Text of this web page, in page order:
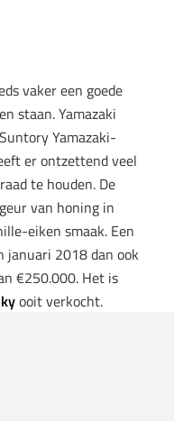
vaker een goede
staan. Yamazaki
Yamazaki-
er ontzettend veel
te houden. De
van honing in
eiken smaak. Een
januari 2018 dan ook
€250.000. Het is
ooit verkocht.